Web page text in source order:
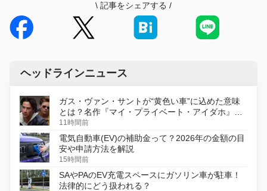
\ 記事をシェアする /
ヘッドラインニュース
ガス・ヴァン・サントが“黄色い車”に込めた意味
とは？名作『マイ・プライベート・アイダホ』が
初のデジタルリマスター版で復活
11時間前
電気自動車(EV)の補助金って？2026年の金額の目
安や申請方法を解説
15時間前
SAやPAのEV充電スペースにガソリン車が駐車！
法律的にどう扱われる？